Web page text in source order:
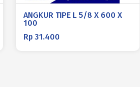
ANGKUR TIPE L 5/8 X 600 X
100
Rp 31.400